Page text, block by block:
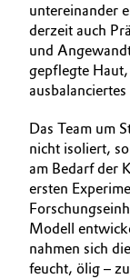
untereinander
derzeit auch
und
gepflegte
Das Team um
nicht isoliert,
am Bedarf der
ersten
Modell
nahmen sich
feucht, ölig –